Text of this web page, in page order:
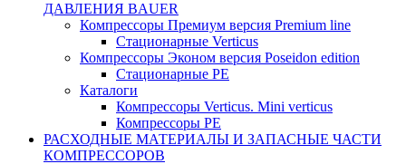
ДАВЛЕНИЯ BAUER
Компрессоры Премиум версия Premium line
Стационарные Verticus
Компрессоры Эконом версия Poseidon edition
Стационарные PE
Каталоги
Компрессоры Verticus. Mini verticus
Компрессоры PE
РАСХОДНЫЕ МАТЕРИАЛЫ И ЗАПАСНЫЕ ЧАСТИ
КОМПРЕССОРОВ